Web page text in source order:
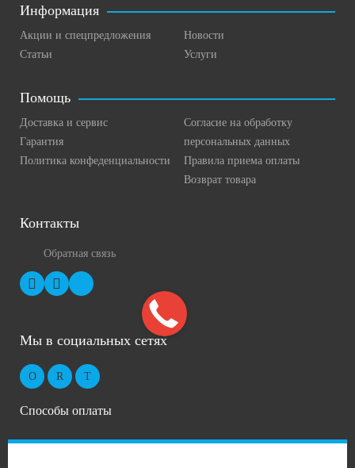
Информация
Акции и спецпредложения
Статьи
Новости
Услуги
Помощь
Доставка и сервис
Гарантия
Политика конфеденциальности
Согласие на обработку
персональных данных
Правила приема оплаты
Возврат товара
Контакты
Обратная связь
Мы в социальных сетях
Способы оплаты